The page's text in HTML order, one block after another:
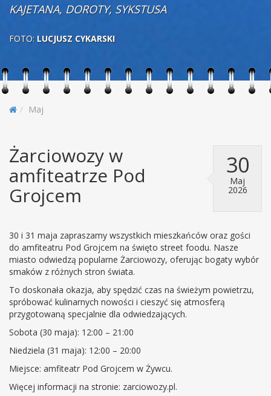
KAJETANA, DOROTY, SYKSTUSA
FOTO: LUCJUSZ CYKARSKI
Maj
30
Maj
2026
Żarciowozy w
amfiteatrze Pod
Grojcem
30 i 31 maja zapraszamy wszystkich mieszkańców oraz gości
do amfiteatru Pod Grojcem na święto street foodu. Nasze
miasto odwiedzą popularne Żarciowozy, oferując bogaty wybór
smaków z różnych stron świata.
To doskonała okazja, aby spędzić czas na świeżym powietrzu,
spróbować kulinarnych nowości i cieszyć się atmosferą
przygotowaną specjalnie dla odwiedzających.
Sobota (30 maja): 12:00 – 21:00
Niedziela (31 maja): 12:00 – 20:00
Miejsce: amfiteatr Pod Grojcem w Żywcu.
Więcej informacji na stronie: zarciowozy.pl.